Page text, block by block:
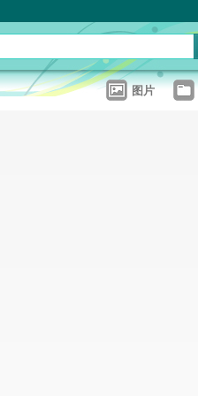
图片